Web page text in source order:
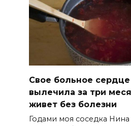
Свое больное
вылечила за три
живет без болезни
Годами моя соседка Нина